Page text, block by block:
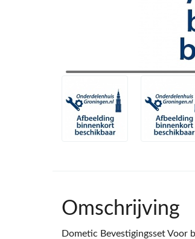
Omschrijving
Dometic Bevestigingsset Voor